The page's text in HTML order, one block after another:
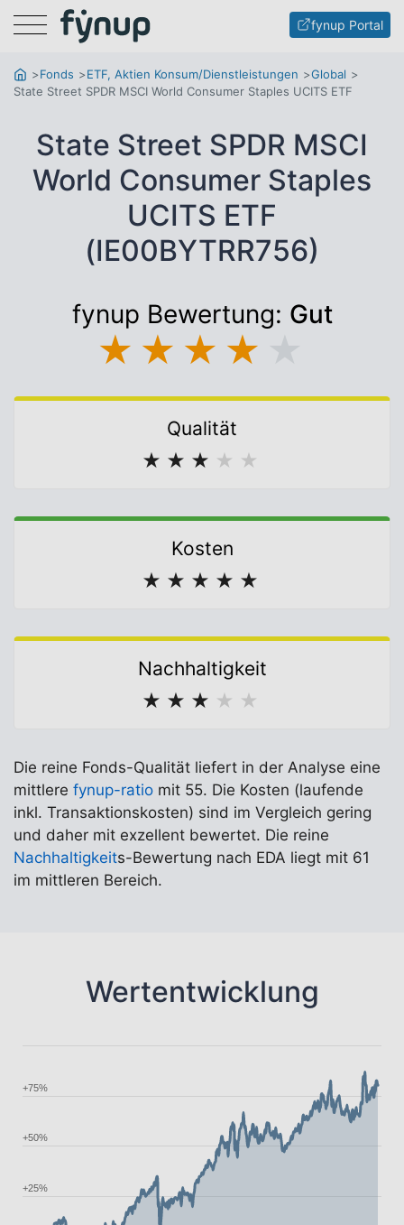
Menu fynup Portal
Fonds ETF, Aktien Konsum/Dienstleistungen
Global
State Street SPDR MSCI World Consumer Staples UCITS ETF
State Street SPDR MSCI
World Consumer Staples
UCITS ETF
(IE00BYTRR756)
fynup Bewertung: Gut
★ ★ ★ ★
Qualität
★ ★ ★ ★ ★
Kosten
★ ★ ★ ★ ★
Nachhaltigkeit
★ ★ ★ ★ ★
Die reine Fonds-Qualität liefert in der Analyse eine
mittlere fynup-ratio mit 55. Die Kosten (laufende
inkl. Transaktionskosten) sind im Vergleich gering
und daher mit exzellent bewertet. Die reine
Nachhaltigkeits-Bewertung nach EDA liegt mit 61
im mittleren Bereich.
Wertentwicklung
+25%
+50%
+75%